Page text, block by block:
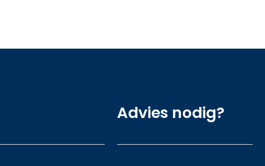
Advies nodig?